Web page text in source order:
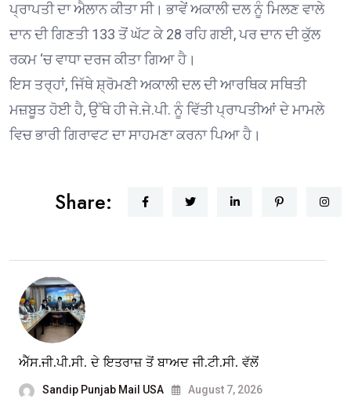
ਪ੍ਰਾਪਤੀ ਦਾ ਐਲਾਨ ਕੀਤਾ ਸੀ। ਭਾਵੇਂ ਅਕਾਲੀ ਦਲ ਨੂੰ ਮਿਲਣ ਵਾਲੇ
ਦਾਨ ਦੀ ਗਿਣਤੀ 133 ਤੋਂ ਘੱਟ ਕੇ 28 ਰਹਿ ਗਈ, ਪਰ ਦਾਨ ਦੀ ਕੁੱਲ
ਰਕਮ ‘ਚ ਵਾਧਾ ਦਰਜ ਕੀਤਾ ਗਿਆ ਹੈ।
ਇਸ ਤਰ੍ਹਾਂ, ਜਿੱਥੇ ਸ਼੍ਰੋਮਣੀ ਅਕਾਲੀ ਦਲ ਦੀ ਆਰਥਿਕ ਸਥਿਤੀ
ਮਜ਼ਬੂਤ ਹੋਈ ਹੈ, ਉੱਥੇ ਹੀ ਜੇ.ਜੇ.ਪੀ. ਨੂੰ ਵਿੱਤੀ ਪ੍ਰਾਪਤੀਆਂ ਦੇ ਮਾਮਲੇ
ਵਿਚ ਭਾਰੀ ਗਿਰਾਵਟ ਦਾ ਸਾਹਮਣਾ ਕਰਨਾ ਪਿਆ ਹੈ।
Share:
ਐੱਸ.ਜੀ.ਪੀ.ਸੀ. ਦੇ ਇਤਰਾਜ਼ ਤੋਂ ਬਾਅਦ ਜੀ.ਟੀ.ਸੀ. ਵੱਲੋਂ
Sandip Punjab Mail USA August 7, 2026